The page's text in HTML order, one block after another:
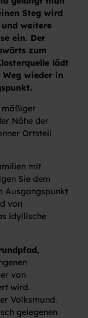
Steg wird
weitere
ein. Der
zum
lädt
wieder in
Nähe der
Ortsteil
mit
Sie dem
Ausgangspunkt
von
idyllische
,
von
wird.
Volksmund.
gelegenen